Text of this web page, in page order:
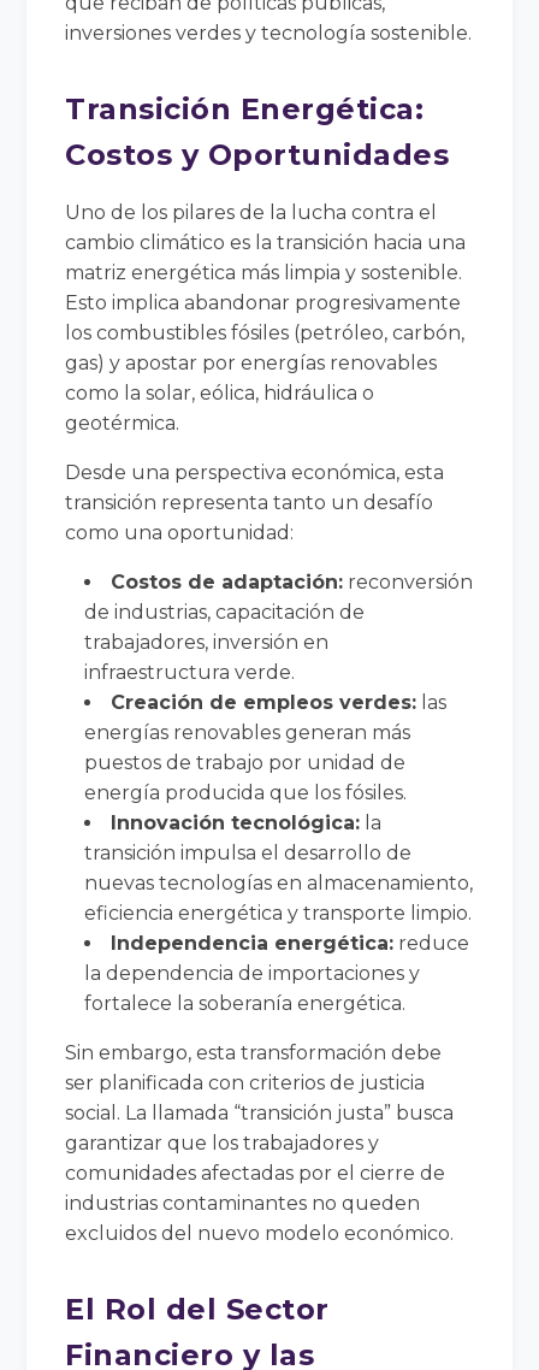
inversiones verdes y tecnología sostenible.
Transición Energética:
Costos y Oportunidades
Uno de los pilares de la lucha contra el
cambio climático es la transición hacia una
matriz energética más limpia y sostenible.
Esto implica abandonar progresivamente
los combustibles fósiles (petróleo, carbón,
gas) y apostar por energías renovables
como la solar, eólica, hidráulica o
geotérmica.
Desde una perspectiva económica, esta
transición representa tanto un desafío
como una oportunidad:
Costos de adaptación: reconversión
de industrias, capacitación de
trabajadores, inversión en
infraestructura verde.
Creación de empleos verdes: las
energías renovables generan más
puestos de trabajo por unidad de
energía producida que los fósiles.
Innovación tecnológica: la
transición impulsa el desarrollo de
nuevas tecnologías en almacenamiento,
eficiencia energética y transporte limpio.
Independencia energética: reduce
la dependencia de importaciones y
fortalece la soberanía energética.
Sin embargo, esta transformación debe
ser planificada con criterios de justicia
social. La llamada “transición justa” busca
garantizar que los trabajadores y
comunidades afectadas por el cierre de
industrias contaminantes no queden
excluidos del nuevo modelo económico.
El Rol del Sector
Financiero y las